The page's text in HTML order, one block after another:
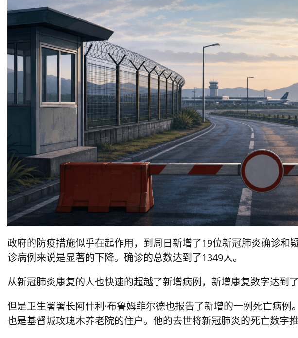
政府的防疫措施似乎在起作用，到周日新增了19位新冠肺炎确诊和
诊病例来说是显著的下降。确诊的总数达到了1349人。
从新冠肺炎康复的人也快速的超越了新增病例，新增康复数字达到
但是卫生署署长阿什利·布鲁姆菲尔德也报告了新增的一例死亡病
也是基督城玫瑰木养老院的住户。他的去世将新冠肺炎的死亡数字推